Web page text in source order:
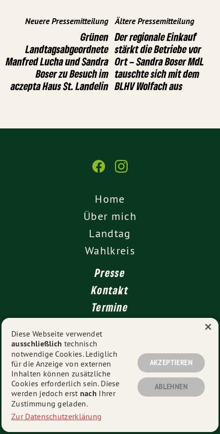
Neuere Pressemitteilung
Grünen
Landtagsabgeordnete
Manfred Lucha und Sandra
Boser zu Besuch im
aczepta Haus St. Landelin
Ältere Pressemitteilung
Der regionale Einkauf
stärkt die Betriebe vor
Ort – Sandra Boser MdL
tauschte sich mit dem
BLHV Wolfach aus
Home
Über mich
Landtag
Wahlkreis
Presse
Kontakt
Termine
Impressum
Datenschutz
© 2026 Sandra Boser - Alle Rechte vorbehalten.
Diese Webseite verwendet
ausschließlich technisch
notwendige Cookies. Lediglich
für die Anzeige von externen
Inhalten können zusätzliche
Cookies erforderlich sein. Diese
werden jedoch erst nach Ihrer
Zustimmung geladen.
Zur Datenschutzerklärung
AKZEPTIEREN
ABLEHNEN
×